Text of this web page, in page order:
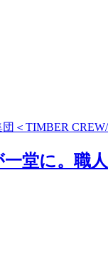
＜TIMBER
一堂に。